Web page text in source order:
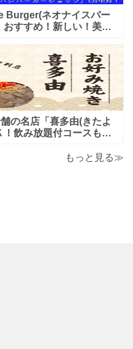
Burger(ネオナイスバー
すすめ！新しい！美味
の名店「喜多由(きたよ
飲み放題付コースも！
もっと見る≫